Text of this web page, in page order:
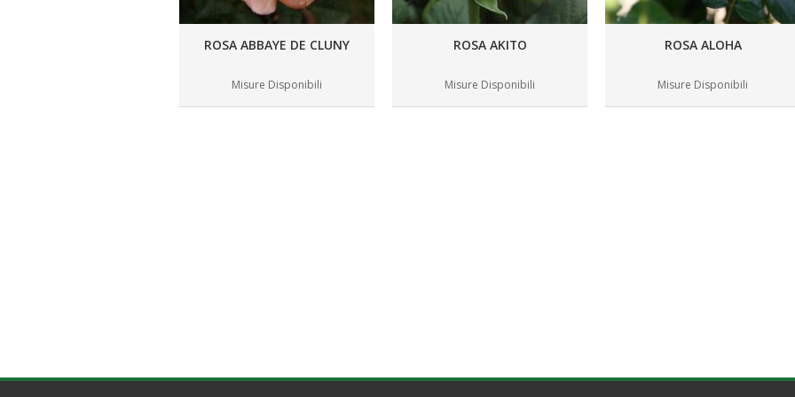
ROSA ABBAYE DE CLUNY
Misure Disponibili
ROSA AKITO
Misure Disponibili
ROSA ALOHA
Misure Disponibili